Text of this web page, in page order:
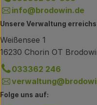
info@brodowin.de
Unsere Verwaltung
Weißensee 1
16230 Chorin OT
033362 246
Folge uns auf: